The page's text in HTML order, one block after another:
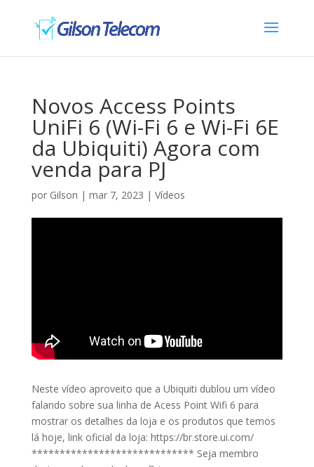
Novos Access Points
UniFi 6 (Wi-Fi 6 e Wi-Fi 6E
da Ubiquiti) Agora com
venda para PJ
por Gilson | mar 7, 2023 | Vídeos
Neste vídeo aproveito que a Ubiquiti dublou um vídeo
falando sobre sua linha de Acess Point Wifi 6 para
mostrar os detalhes da loja e os produtos que temos
lá hoje, link oficial da loja: https://br.store.ui.com/
***************************** Seja membro